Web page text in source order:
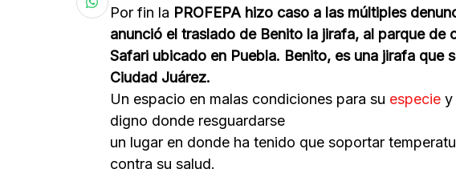
Por fin la PROFEPA hizo caso a las múltiples
anunció el traslado de Benito la jirafa, al parque
Safari ubicado en Puebla. Benito, es una jirafa que
Ciudad Juárez.
Un espacio en malas condiciones para su especie y
digno donde resguardarse
un lugar en donde ha tenido que soportar
contra su salud.